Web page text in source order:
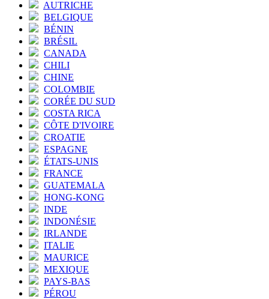
AUTRICHE
BELGIQUE
BÉNIN
BRÉSIL
CANADA
CHILI
CHINE
COLOMBIE
CORÉE DU SUD
COSTA RICA
CÔTE D'IVOIRE
CROATIE
ESPAGNE
ÉTATS-UNIS
FRANCE
GUATEMALA
HONG-KONG
INDE
INDONÉSIE
IRLANDE
ITALIE
MAURICE
MEXIQUE
PAYS-BAS
PÉROU